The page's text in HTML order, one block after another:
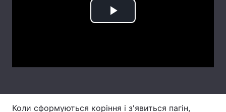
Play
Коли сформуються коріння і з'явиться пагін,